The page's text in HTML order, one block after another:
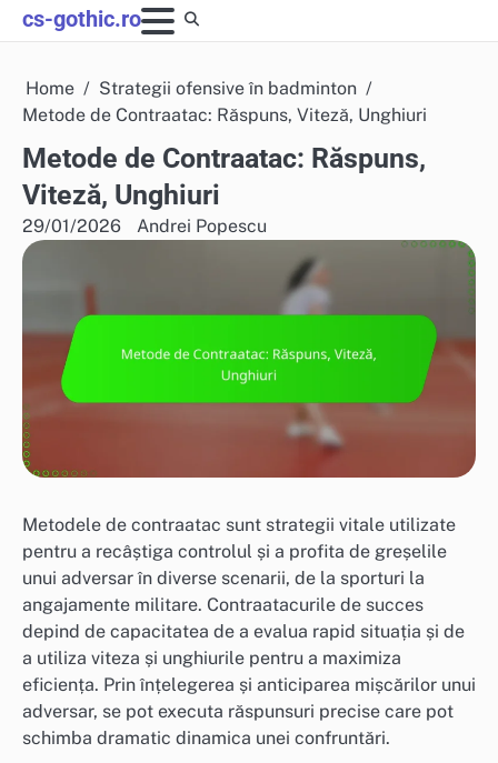
Skip
to
cs-gothic.ro
Home
Strategii ofensive în badminton
Metode de Contraatac: Răspuns, Viteză, Unghiuri
Metode de Contraatac: Răspuns,
Viteză, Unghiuri
29/01/2026 Andrei Popescu
Metodele de contraatac sunt strategii vitale utilizate
pentru a recâștiga controlul și a profita de greșelile
unui adversar în diverse scenarii, de la sporturi la
angajamente militare. Contraatacurile de succes
depind de capacitatea de a evalua rapid situația și de
a utiliza viteza și unghiurile pentru a maximiza
eficiența. Prin înțelegerea și anticiparea mișcărilor unui
adversar, se pot executa răspunsuri precise care pot
schimba dramatic dinamica unei confruntări.